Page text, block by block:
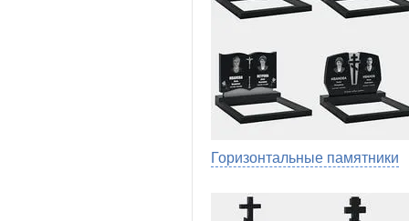
Горизонтальные памятники